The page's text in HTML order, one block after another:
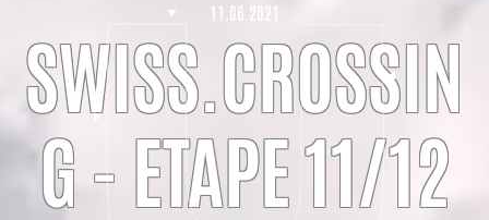
11.06.2021
SWISS.CROSSIN
G - ETAPE 11/12